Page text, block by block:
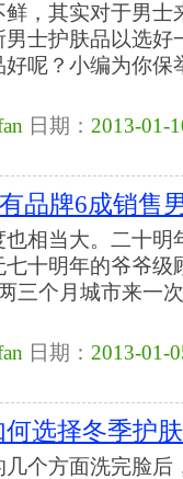
，其实对于男士
士护肤品以选
呢？小编为你保
日期： 2013-01-
品牌6成销售
相当大。二十明
十明年的爷爷级
三个月城市来一
日期： 2013-01-
何选择冬季护
个方面洗完脸后